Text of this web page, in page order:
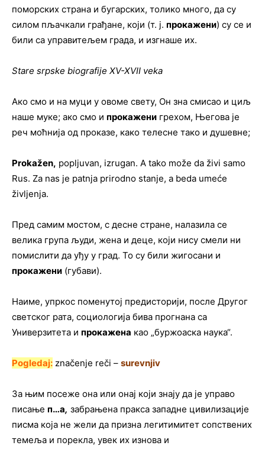
поморских страна и бугарских, толико много, да су
силом пљачкали грађане, који (т. ј. прокажени) су се и
били са управитељем града, и изгнаше их.
Stare srpske biografije XV-XVII veka
Ако смо и на муци у овоме свету, Он зна смисао и циљ
наше муке; ако смо и прокажени грехом, Његова је
реч моћнија од проказе, како телесне тако и душевне;
Prokažen, popljuvan, izrugan. A tako može da živi samo
Rus. Za nas je patnja prirodno stanje, a beda umeće
življenja.
Пред самим мостом, с десне стране, налазила се
велика група људи, жена и деце, који нису смели ни
помислити да уђу у град. То су били жигосани и
прокажени (губави).
Наиме, упркос поменутој предисторији, после Другог
светског рата, социологија бива прогнана са
Универзитета и прокажена као „буржоаска наука“.
Pogledaj: značenje reči – surevnjiv
За њим посеже она или онај који знају да је управо
писање п…а, забрањена пракса западне цивилизације
писма која не жели да призна легитимитет сопствених
темеља и порекла, увек их изнова и